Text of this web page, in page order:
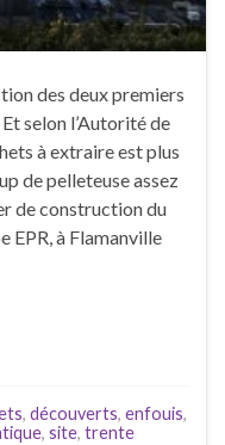
des deux premiers
selon l’Autorité de
à extraire est plus
de pelleteuse assez
de construction du
EPR, à Flamanville
, découverts, enfouis,
, site, trente